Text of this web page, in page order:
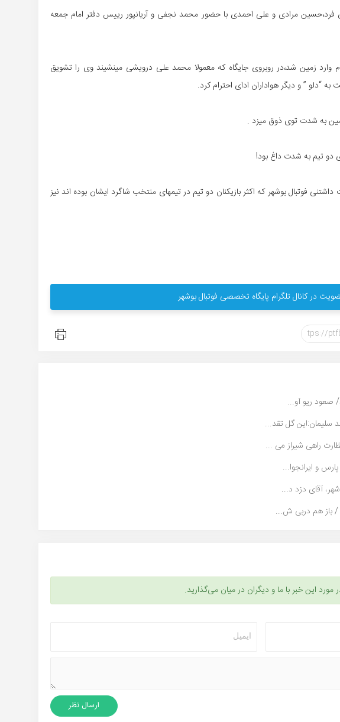
مرادی و علی احمدی با حضور محمد نجفی و آریانپور رییس دفتر امام جمعه
وارد زمین شد،در روبروی جایگاه که معمولا محمد علی درویشی مینشیند وی را تشویق
“دلو ” و دیگر هواداران ادای احترام کرد.
به شدت توی ذوق میزد .
دو تیم به شدت داغ بود!
فوتبال بوشهر که اکثر بازیکنان دو تیم در تیمهای منتخب شاگرد ایشان بوده اند نیز
در کانال تلگرام پایگاه تخصصی فوتبال بوشهر
صعود ریو آو...
سلیمان:این گل تقد...
راهی شیراز می ...
و ایرانجوا...
آقای دزد د...
/ باز هم دربی ش...
مورد این خبر با ما و دیگران در میان می‌گذارید.